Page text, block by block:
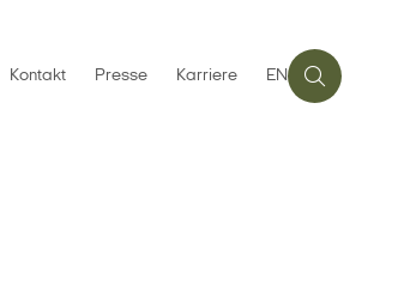
Kontakt Presse Karriere EN